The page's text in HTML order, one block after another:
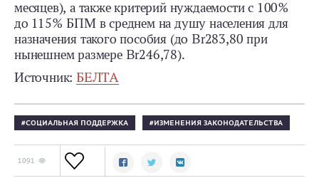
месяцев), а также критерий нуждаемости с 100%
до 115% БПМ в среднем на душу населения для
назначения такого пособия (до Br283,80 при
нынешнем размере Br246,78).
Источник:БЕЛТА
СОЦИАЛЬНАЯ ПОДДЕРЖКА ИЗМЕНЕНИЯ ЗАКОНОДАТЕЛЬСТВА
1091